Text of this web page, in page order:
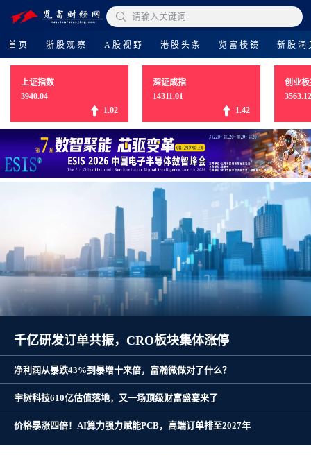
 请输入关键词
首页 浙股观察 A股视野 港股头条 览富棱镜 新股洞
上证指数
3940.04
1.02
深证成指
14311.01
1.42
创业
3563.12
千亿研发订单共振，CRO板块集体涨停
净利润从暴跌43%到暴增十来倍，富瀚微做对了什么？
宇树科技610亿估值落地，又一场顶级财富盛宴来了
价格暴涨四倍！AI算力强力赋能PCB，高端订单排至2027年